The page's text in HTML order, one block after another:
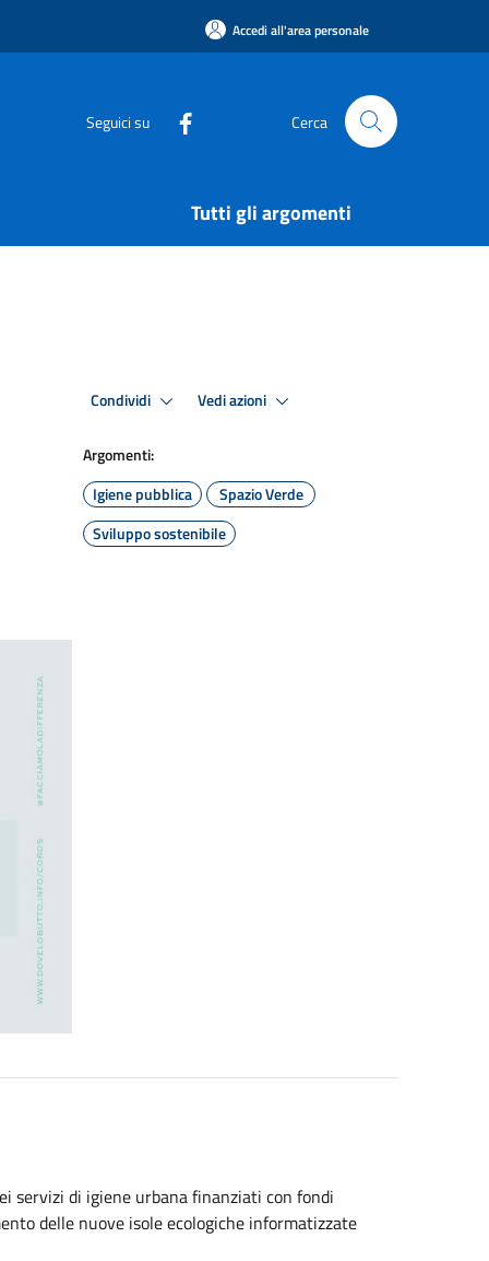
Accedi all'area personale
Seguici su Cerca
Tutti gli argomenti
Condividi Vedi azioni
Argomenti:
Igiene pubblica
Spazio Verde
Sviluppo sostenibile
servizi di igiene urbana finanziati con fondi
delle nuove isole ecologiche informatizzate